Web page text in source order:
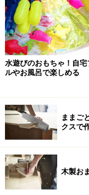
水遊びのおもちゃ！自宅
ルやお風呂で楽しめる
ままご
クスで
木製お